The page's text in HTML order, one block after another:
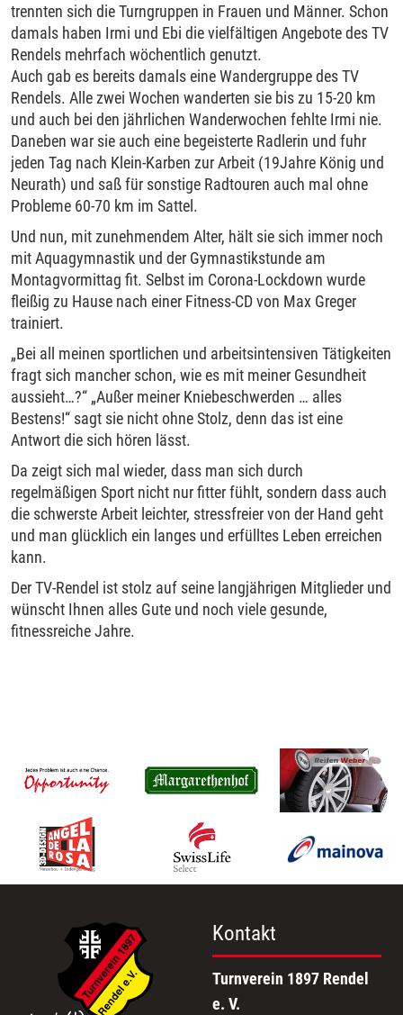
trennten sich die Turngruppen in Frauen und Männer. Schon
damals haben Irmi und Ebi die vielfältigen Angebote des TV
Rendels mehrfach wöchentlich genutzt.
Auch gab es bereits damals eine Wandergruppe des TV
Rendels. Alle zwei Wochen wanderten sie bis zu 15-20 km
und auch bei den jährlichen Wanderwochen fehlte Irmi nie.
Daneben war sie auch eine begeisterte Radlerin und fuhr
jeden Tag nach Klein-Karben zur Arbeit (19Jahre König und
Neurath) und saß für sonstige Radtouren auch mal ohne
Probleme 60-70 km im Sattel.
Und nun, mit zunehmendem Alter, hält sie sich immer noch
mit Aquagymnastik und der Gymnastikstunde am
Montagvormittag fit. Selbst im Corona-Lockdown wurde
fleißig zu Hause nach einer Fitness-CD von Max Greger
trainiert.
„Bei all meinen sportlichen und arbeitsintensiven Tätigkeiten
fragt sich mancher schon, wie es mit meiner Gesundheit
aussieht…?“ „Außer meiner Kniebeschwerden … alles
Bestens!“ sagt sie nicht ohne Stolz, denn das ist eine
Antwort die sich hören lässt.
Da zeigt sich mal wieder, dass man sich durch
regelmäßigen Sport nicht nur fitter fühlt, sondern dass auch
die schwerste Arbeit leichter, stressfreier von der Hand geht
und man glücklich ein langes und erfülltes Leben erreichen
kann.
Der TV-Rendel ist stolz auf seine langjährigen Mitglieder und
wünscht Ihnen alles Gute und noch viele gesunde,
fitnessreiche Jahre.
Kontakt
Turnverein 1897 Rendel
e. V.